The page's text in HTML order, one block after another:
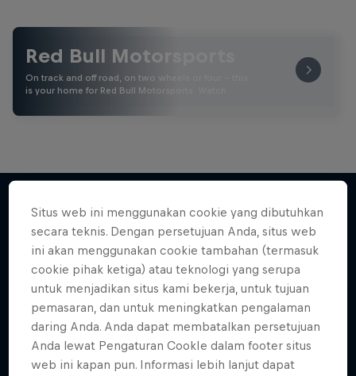
Red Bull Motorsports
On track and off road, on two wheels or four - this
is your home for Red Bull Motorsports. Watch …
Lebih banyak seperti ini
Situs web ini menggunakan cookie yang dibutuhkan
secara teknis. Dengan persetujuan Anda, situs web
ini akan menggunakan cookie tambahan (termasuk
cookie pihak ketiga) atau teknologi yang serupa
untuk menjadikan situs kami bekerja, untuk tujuan
pemasaran, dan untuk meningkatkan pengalaman
daring Anda. Anda dapat membatalkan persetujuan
Anda lewat Pengaturan CookIe dalam footer situs
web ini kapan pun. Informasi lebih lanjut dapat